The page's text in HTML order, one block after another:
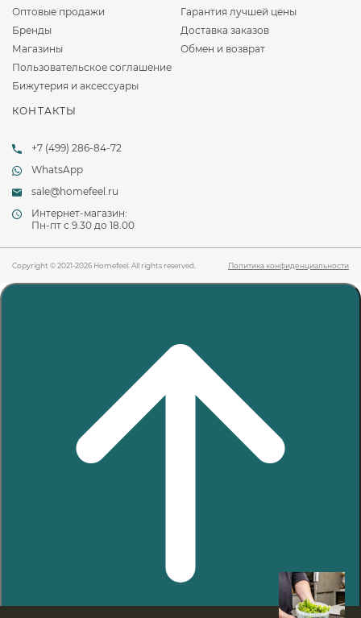
Оптовые продажи
Бренды
Магазины
Пользовательское соглашение
Бижутерия и аксессуары
Гарантия лучшей цены
Доставка заказов
Обмен и возврат
КОНТАКТЫ
+7 (499) 286-84-72
WhatsApp
sale@homefeel.ru
Интернет-магазин:
Пн-пт c 9.30 до 18.00
Copyright © 2021-2026 Homefeel. All rights reserved. Политика конфиденциальности